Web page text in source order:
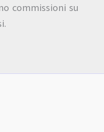
commissioni su